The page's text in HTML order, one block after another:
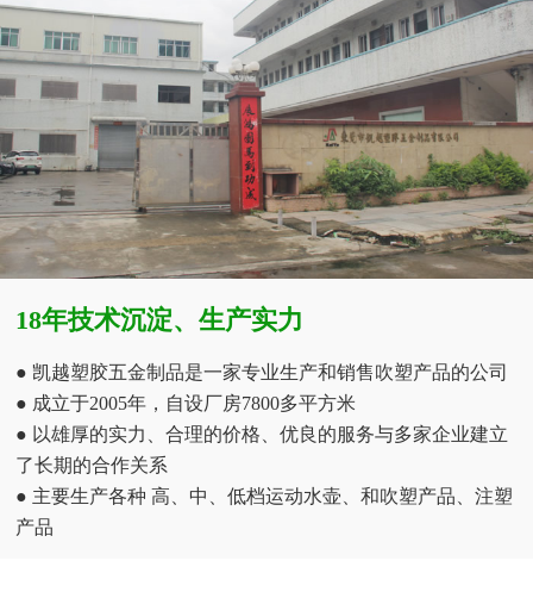
18年技术沉淀、生产实力
● 凯越塑胶五金制品是一家专业生产和销售吹塑产品的公司
● 成立于2005年，自设厂房7800多平方米
● 以雄厚的实力、合理的价格、优良的服务与多家企业建立
了长期的合作关系
● 主要生产各种 高、中、低档运动水壶、和吹塑产品、注塑
产品